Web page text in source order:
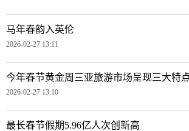
马年春韵入英伦
2026-02-27 13:11
今年春节黄金周三亚旅游市场呈现三大特
2026-02-27 13:10
最长春节假期5.96亿人次创新高